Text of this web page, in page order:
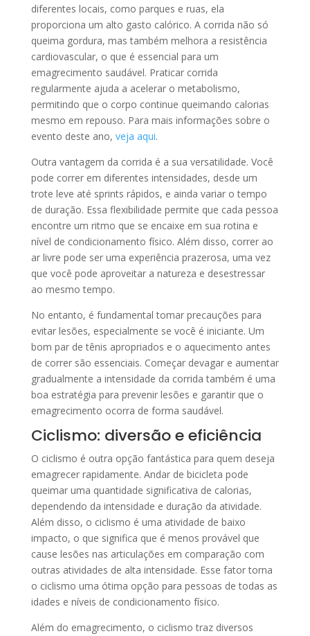
diferentes locais, como parques e ruas, ela
proporciona um alto gasto calórico. A corrida não só
queima gordura, mas também melhora a resistência
cardiovascular, o que é essencial para um
emagrecimento saudável. Praticar corrida
regularmente ajuda a acelerar o metabolismo,
permitindo que o corpo continue queimando calorias
mesmo em repouso. Para mais informações sobre o
evento deste ano, veja aqui.
Outra vantagem da corrida é a sua versatilidade. Você
pode correr em diferentes intensidades, desde um
trote leve até sprints rápidos, e ainda variar o tempo
de duração. Essa flexibilidade permite que cada pessoa
encontre um ritmo que se encaixe em sua rotina e
nível de condicionamento físico. Além disso, correr ao
ar livre pode ser uma experiência prazerosa, uma vez
que você pode aproveitar a natureza e desestressar
ao mesmo tempo.
No entanto, é fundamental tomar precauções para
evitar lesões, especialmente se você é iniciante. Um
bom par de tênis apropriados e o aquecimento antes
de correr são essenciais. Começar devagar e aumentar
gradualmente a intensidade da corrida também é uma
boa estratégia para prevenir lesões e garantir que o
emagrecimento ocorra de forma saudável.
Ciclismo: diversão e eficiência
O ciclismo é outra opção fantástica para quem deseja
emagrecer rapidamente. Andar de bicicleta pode
queimar uma quantidade significativa de calorias,
dependendo da intensidade e duração da atividade.
Além disso, o ciclismo é uma atividade de baixo
impacto, o que significa que é menos provável que
cause lesões nas articulações em comparação com
outras atividades de alta intensidade. Esse fator torna
o ciclismo uma ótima opção para pessoas de todas as
idades e níveis de condicionamento físico.
Além do emagrecimento, o ciclismo traz diversos